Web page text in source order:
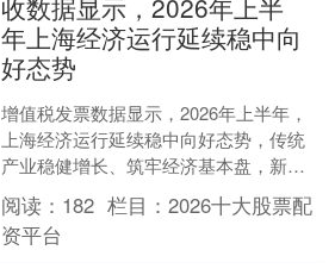
年上海经济运行延续稳中向
好态势
增值税发票数据显示，2026年上半年，
上海经济运行延续稳中向好态势，传统
产业稳健增长、筑牢经济基本盘，新兴
产业加速崛起、激活增长新动能，科创
投入持续加码、数字经....
阅读： 182 栏目：2026十大股票配
资平台